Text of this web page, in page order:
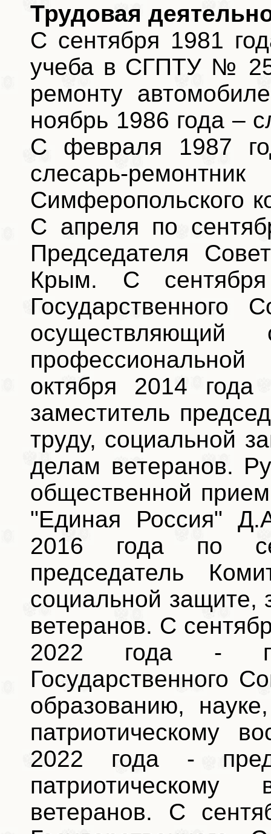
Трудовая
С сентября 1981
учеба в СГПТУ № 25
ремонту
ноябрь 1986 года –
С февраля 1987
слесарь-
Симферопольского
С апреля по
Председателя
Крым. С
Государственного
октября 2014
заместитель
труду, социальной
делам ветеранов.
общественной
"Единая Россия"
2016 года по
председатель
социальной защите,
ветеранов. С
2022 года -
Государственного
образованию,
патриотическому
2022 года -
ветеранов. С